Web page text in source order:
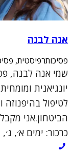
אנה לבנה
פסיכותרפיסטית,
שמי אנה לבנה,
יונגיאנית
לטיפול
הביטחון.אני
כרכור: ימים א׳,